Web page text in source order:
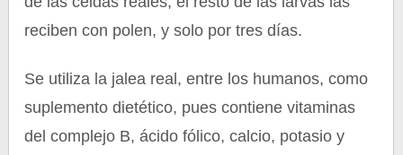
reciben con polen, y solo por tres días.
Se utiliza la jalea real, entre los humanos, como
suplemento dietético, pues contiene vitaminas
del complejo B, ácido fólico, calcio, potasio y